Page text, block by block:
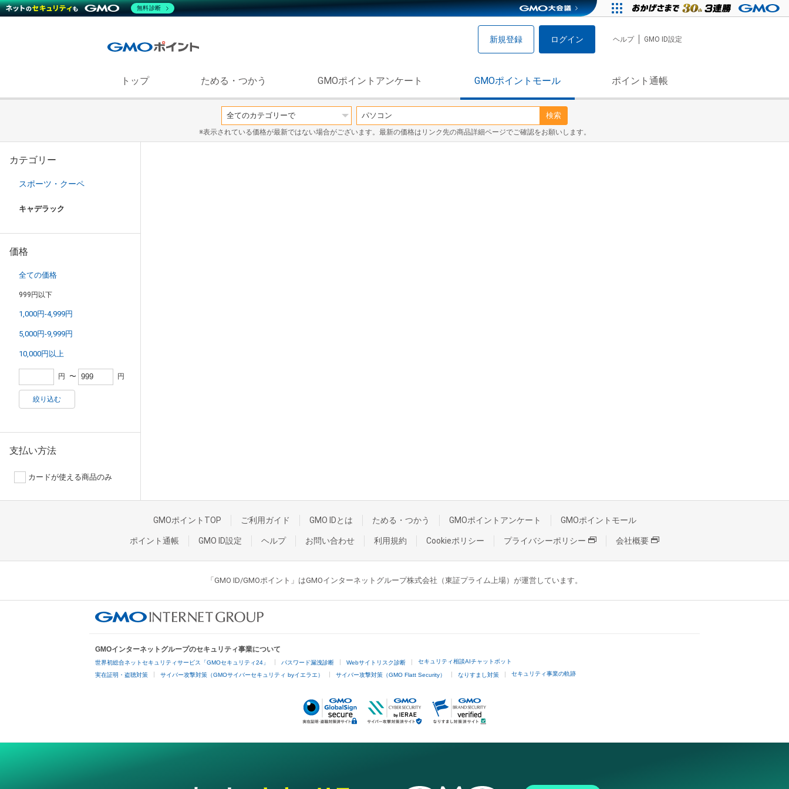
新規登録 ログイン ヘルプ GMO ID設定
トップ ためる・つかう GMOポイントアンケート GMOポイントモール ポイント通帳
検索
※表示されている価格が最新ではない場合がございます。最新の価格はリンク先の商品詳細ページでご確認をお願いします。
カテゴリー
スポーツ・クーペ
キャデラック
価格
全ての価格
999円以下
1,000円-4,999円
5,000円-9,999円
10,000円以上
円 〜 円
絞り込む
支払い方法
カードが使える商品のみ
GMOポイントTOP ご利用ガイド GMO IDとは ためる・つかう GMOポイントアンケート GMOポイントモール
ポイント通帳 GMO ID設定 ヘルプ お問い合わせ 利用規約 Cookieポリシー プライバシーポリシー 会社概要
「GMO ID/GMOポイント」はGMOインターネットグループ株式会社（東証プライム上場）が運営しています。
GMOインターネットグループのセキュリティ事業について
世界初総合ネットセキュリティサービス「GMOセキュリティ24」 パスワード漏洩診断 Webサイトリスク診断 セキュリティ相談AIチャットボット
実在証明・盗聴対策 サイバー攻撃対策（GMOサイバーセキュリティ byイエラエ） サイバー攻撃対策（GMO Flatt Security） なりすまし対策 セキュリティ事業の軌跡
無料診断